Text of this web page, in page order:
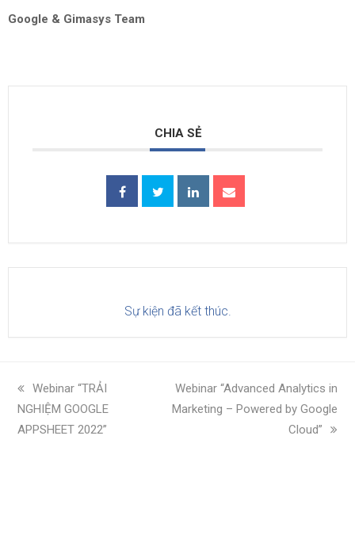
Google & Gimasys Team
CHIA SẺ
Sự kiện đã kết thúc.
bài
trước:
Webinar “TRẢI
NGHIỆM GOOGLE
APPSHEET 2022”
bài
tiếp
Webinar “Advanced Analytics in
Marketing – Powered by Google
Cloud”